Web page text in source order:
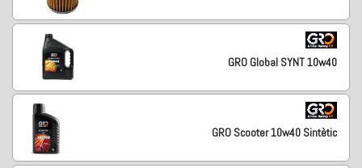
GRO Global SYNT 10w40
GRO Scooter 10w40 Sintètic